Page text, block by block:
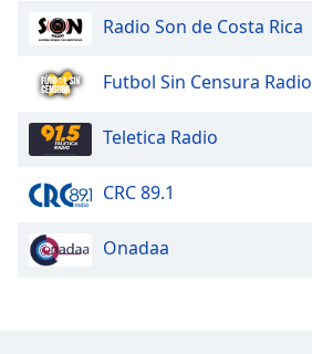
Radio Son de Costa Rica
Futbol Sin Censura Radio
Teletica Radio
CRC 89.1
Onadaa